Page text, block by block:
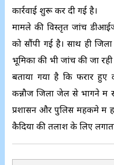
कार्रवाई शुरू कर दी गई है।
मामले की विस्तृत जांच
को सौंपी गई है। साथ ही
भूमिका की भी जांच की जा रही
बताया गया है कि फरार हुए
कन्नौज जिला जेल से भागने
प्रशासन और पुलिस महकमे में
कैदियों की तलाश के लिए